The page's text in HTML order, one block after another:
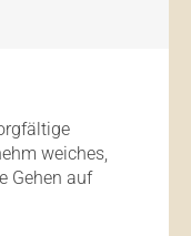
weiches,
Gehen auf